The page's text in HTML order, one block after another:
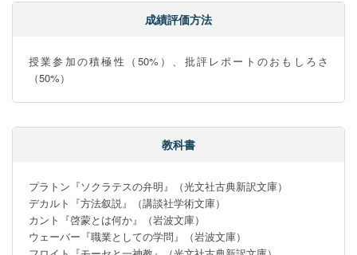
成績評価方法
授業参加の積極性（50%）、批評レポートのおもしろさ
（50%）
教科書
プラトン『ソクラテスの弁明』（光文社古典新訳文庫）
デカルト『方法叙説』（講談社学術文庫）
カント『啓蒙とは何か』（岩波文庫）
ウェーバー『職業としての学問』（岩波文庫）